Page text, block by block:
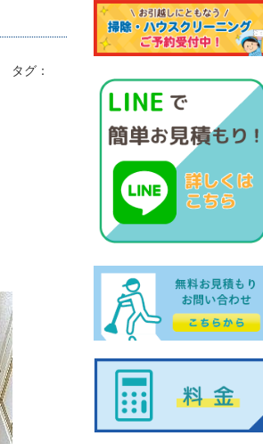
タグ：